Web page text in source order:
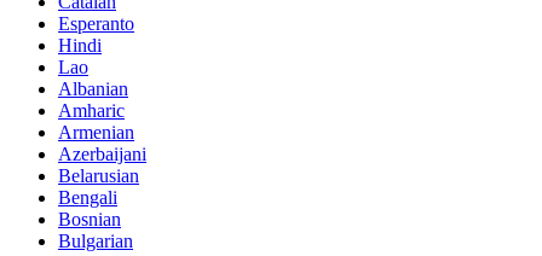
Esperanto
Hindi
Lao
Albanian
Amharic
Armenian
Azerbaijani
Belarusian
Bengali
Bosnian
Bulgarian